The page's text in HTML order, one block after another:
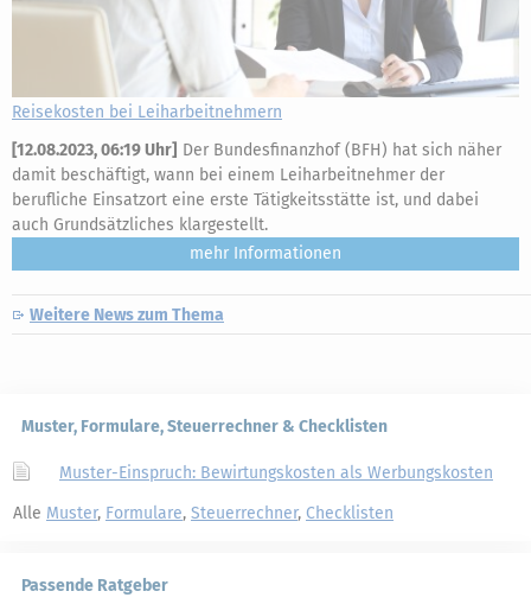
Reisekosten bei Leiharbeitnehmern
[12.08.2023, 06:19 Uhr] Der Bundesfinanzhof (BFH) hat sich näher
damit beschäftigt, wann bei einem Leiharbeitnehmer der
berufliche Einsatzort eine erste Tätigkeitsstätte ist, und dabei
auch Grundsätzliches klargestellt.
mehr
Weitere News zum Thema
Muster, Formulare, Steuerrechner & Checklisten
Muster-Einspruch: Bewirtungskosten als Werbungskosten
Alle Muster, Formulare, Steuerrechner, Checklisten
Passende Ratgeber